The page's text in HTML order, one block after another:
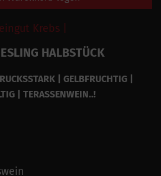
Krebs |
HALBSTÜCK
| GELBFRUCHTIG |
| TERASSENWEIN..!